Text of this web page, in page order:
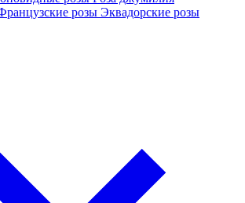
розы Эквадорские розы